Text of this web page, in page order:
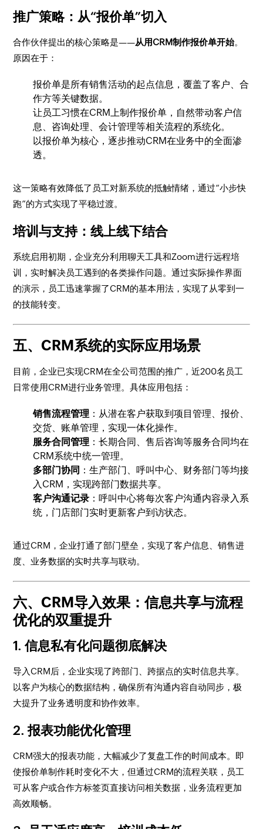
推广策略：从“报价单”切入
合作伙伴提出的核心策略是——从用CRM制作报价单开始。
原因在于：
报价单是所有销售活动的起点信息，覆盖了客户、合
作方等关键数据。
让员工习惯在CRM上制作报价单，自然带动客户信
息、咨询处理、会计管理等相关流程的系统化。
以报价单为核心，逐步推动CRM在业务中的全面渗
透。
这一策略有效降低了员工对新系统的抵触情绪，通过“小步快
跑”的方式实现了平稳过渡。
培训与支持：线上线下结合
系统启用初期，企业充分利用聊天工具和Zoom进行远程培
训，实时解决员工遇到的各类操作问题。通过实际操作界面
的演示，员工迅速掌握了CRM的基本用法，实现了从零到一
的技能转变。
五、CRM系统的实际应用场景
目前，企业已实现CRM在全公司范围的推广，近200名员工
日常使用CRM进行业务管理。具体应用包括：
销售流程管理 ：从潜在客户获取到项目管理、报价、
交货、账单管理，实现一体化操作。
服务合同管理 ：长期合同、售后咨询等服务合同均在
CRM系统中统一管理。
多部门协同 ：生产部门、呼叫中心、财务部门等均接
入CRM，实现跨部门数据共享。
客户沟通记录 ：呼叫中心将每次客户沟通内容录入系
统，门店部门实时更新客户到访状态。
通过CRM，企业打通了部门壁垒，实现了客户信息、销售进
度、业务数据的实时共享与联动。
六、CRM导入效果：信息共享与流程
优化的双重提升
1. 信息私有化问题彻底解决
导入CRM后，企业实现了跨部门、跨据点的实时信息共享。
以客户为核心的数据结构，确保所有沟通内容自动同步，极
大提升了业务透明度和协作效率。
2. 报表功能优化管理
CRM强大的报表功能，大幅减少了复盘工作的时间成本。即
使报价单制作耗时变化不大，但通过CRM的流程关联，员工
可从客户或合作方标签页直接访问相关数据，业务流程更加
高效顺畅。